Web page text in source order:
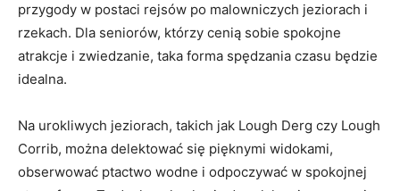
przygody w postaci​ rejsów po malowniczych ‍jeziorach i
rzekach. Dla seniorów, którzy ‌cenią ‍sobie ‍spokojne
atrakcje i zwiedzanie, taka forma spędzania czasu ‍będzie
idealna.
Na urokliwych jeziorach, takich jak ‌Lough ‍Derg czy Lough
Corrib, można delektować się pięknymi widokami,
obserwować ptactwo wodne i odpoczywać w‌ spokojnej